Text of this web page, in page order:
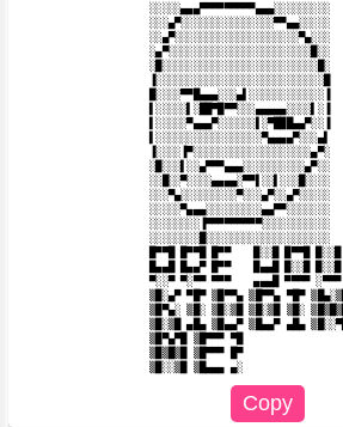
░░░░░▄▄▄▀▀▀▀▀▀▀▀▀▄▄▄░░░░░░░░░
░░░▄▀░░░░░░░░░░░░░░░▀▀▄▄░░░░░
░░▄▀░░░░░░░░░░░░░░░░░░░░▀▄░░░
░▄▀░░░░░░░░░░░░░░░░░░░░░░░█░░
░█░░░░░░░░░░░░░░░░░░░░░░░░░█░
▐░░░░░░░░░░░░░░░░░░░░░░░░░░░█
█░░░░▀▀█▄▄▄░░░▄▌░░░░░░░░░░░░▐
▌░░░░░▌░██▀█▀▀░░░▄▄▄▄▄░░░░▌░▐
▌░░░░░▀▄▄▄▀░░░░░░▌░▀███▄▄▀░░▐
▌░░░░░░░░░░░░░░░░░▀▄▄▄▄▀░░░▄▌
▐░░░░▐▀░░░░░░░░░░░░░░░░░░░▄▀░
░█░░░▌░░▄▀▀▀▄▄▄░░░░░░░░░░▄▀░░
░░█░░▀░░░░▄▄▄▄░▀▀▌░░▌░░░█░░░░
░░░▀▄░░░░░░░░░▀░░░▄▀░░▄▀░░░░░
░░░░░▀▄▄▄░░░░░░░░░▄▄▀▀░░░░░░░
░░░░░░░░▐▀▀▀▀▀▀▀▀▀░░░░░░░░░░░
░░░░░░░░█░░░░░░░░░░░░░░░░░░░░
█▀▀█ █▀▀█ █▀▀ 　 █░░█ █▀▀█ █░░█
█▄▄█ █▄▄▀ █▀▀ 　 █▄▄█ █░░█ █░░█
▀░░▀ ▀░▀▀ ▀▀▀ 　 ▄▄▄█ ▀▀▀▀ ░▀▀▀
▒█░▄▀ ▀█▀ ▒█▀▀▄ ▒█▀▀▄ ▀█▀
▒█▀▄░ ▒█░ ▒█░▒█ ▒█░▒█ ▒█░
▒█░▒█ ▄█▄ ▒█▄▄▀ ▒█▄▄▀ ▄█▄
▒█▀▄▀█ ▒█▀▀▀ ▀█
▒█▒█▒█ ▒█▀▀▀ █▀